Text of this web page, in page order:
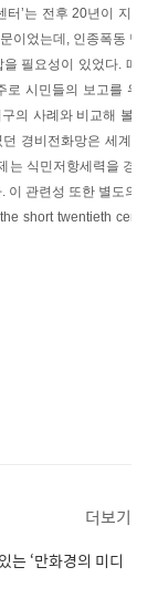
’는 전후 20년이 지난
이었는데, 인종폭동 당
필요성이 있었다. 따
시민들의 보고를 위
의 사례와 비교해 볼 때
경비전화망은 세계역
는 식민저항세력을 경비
이 관련성 또한 별도의
short twentieth
더보기
는 ‘만화경의 미디